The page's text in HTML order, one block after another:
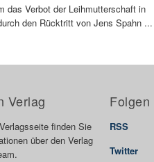
das Verbot der Leihmutterschaft in
den Rücktritt von Jens Spahn ...
Verlag
finden Sie
über den Verlag
Folgen
RSS
Twitter